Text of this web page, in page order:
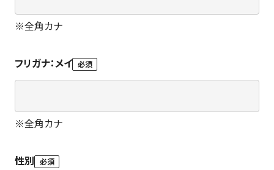
※全角カナ
フリガナ：メイ 必須
※全角カナ
性別 必須